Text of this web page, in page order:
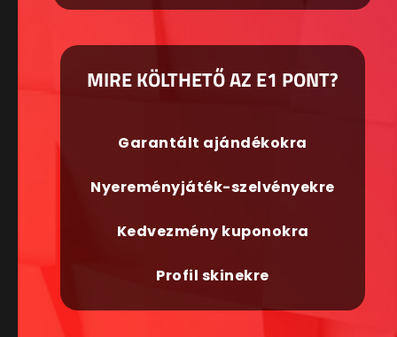
MIRE KÖLTHETŐ AZ E1 PONT?
Garantált ajándékokra
Nyereményjáték-szelvényekre
Kedvezmény kuponokra
Profil skinekre